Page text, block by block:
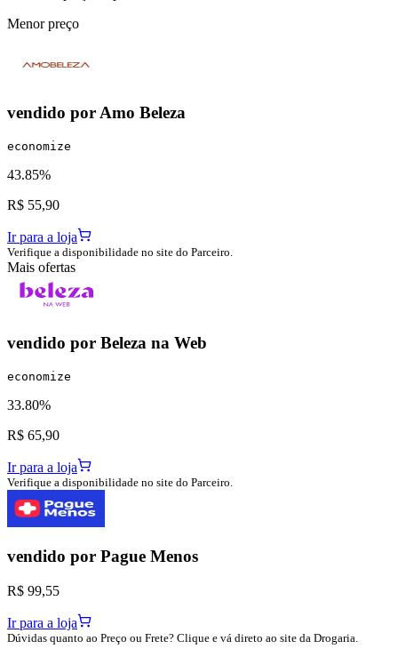
Menor preço
vendido porAmo Beleza
economize
43.85%
R$ 55,90
Ir para a loja
Verifique a disponibilidade no site do Parceiro.
Mais ofertas
vendido por Beleza na Web
economize
33.80%
R$ 65,90
Ir para a loja
Verifique a disponibilidade no site do Parceiro.
vendido por Pague Menos
R$ 99,55
Ir para a loja
Dúvidas quanto ao Preço ou Frete? Clique e vá direto ao site da Drogaria.